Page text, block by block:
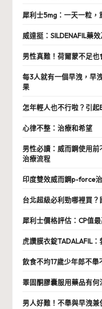
犀利士5mg：一天一粒，
威達挺：SILDENAFIL藥
男性真難！荷爾蒙不足
每3人就有一個早洩，早
果
怎年輕人也不行啦？引起
心律不整：治療和希望
男性必讀：威而鋼使用
治療流程
印度雙效威而鋼p-force
台北超級必利勁哪裡買？
犀利士價格評估：CP值
虎讚膜衣錠TADALAFIL
飲食不均17歲少年郎不
睪固酮膠囊服用藥品有何
男人好難！不舉與早洩兼